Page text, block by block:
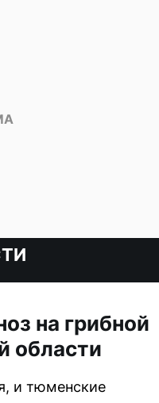
на грибной
области
и тюменские